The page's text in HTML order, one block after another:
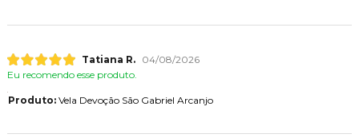
Tatiana R.
04/08/2026
Eu recomendo esse produto.
Produto:Vela Devoção São Gabriel Arcanjo